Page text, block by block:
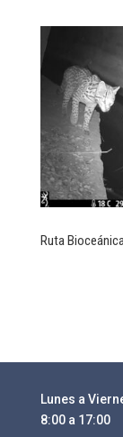
Ruta
Lunes a
8:00 a 17:00